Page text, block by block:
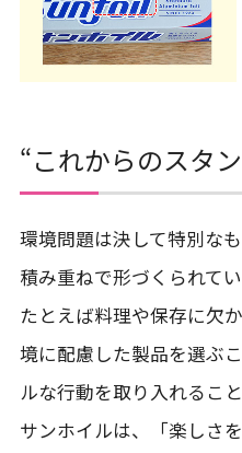
“これからのスタ
環境問題は決して特別な
積み重ねで形づくられてい
たとえば料理や保存に欠
境に配慮した製品を選ぶ
ルな行動を取り入れること
サンホイルは、「楽しさ